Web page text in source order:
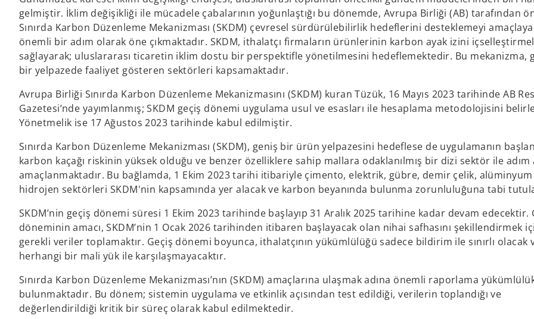
gelmiştir. İklim değişikliği ile mücadele çabalarının yoğunlaştığı bu dönemde, Avrupa Birliği (AB) tarafından
Sınırda Karbon Düzenleme Mekanizması (SKDM) çevresel sürdürülebilirlik hedeflerini desteklemeyi
önemli bir adım olarak öne çıkmaktadır. SKDM, ithalatçı firmaların ürünlerinin karbon ayak izini
sağlayarak; uluslararası ticaretin iklim dostu bir perspektifle yönetilmesini hedeflemektedir. Bu mekanizma,
bir yelpazede faaliyet gösteren sektörleri kapsamaktadır.
Avrupa Birliği Sınırda Karbon Düzenleme Mekanizmasını (SKDM) kuran Tüzük, 16 Mayıs 2023 tarihinde AB
Gazetesi’nde yayımlanmış; SKDM geçiş dönemi uygulama usul ve esasları ile hesaplama metodolojisini
Yönetmelik ise 17 Ağustos 2023 tarihinde kabul edilmiştir.
Sınırda Karbon Düzenleme Mekanizması (SKDM), geniş bir ürün yelpazesini hedeflese de uygulamanın
karbon kaçağı riskinin yüksek olduğu ve benzer özelliklere sahip mallara odaklanılmış bir dizi sektör ile adım
amaçlanmaktadır. Bu bağlamda, 1 Ekim 2023 tarihi itibariyle çimento, elektrik, gübre, demir çelik, alüminyum
hidrojen sektörleri SKDM'nin kapsamında yer alacak ve karbon beyanında bulunma zorunluluğuna tabi
SKDM’nin geçiş dönemi süresi 1 Ekim 2023 tarihinde başlayıp 31 Aralık 2025 tarihine kadar devam edecektir.
döneminin amacı, SKDM’nin 1 Ocak 2026 tarihinden itibaren başlayacak olan nihai safhasını şekillendirmek
gerekli veriler toplamaktır. Geçiş dönemi boyunca, ithalatçının yükümlülüğü sadece bildirim ile sınırlı olacak
herhangi bir mali yük ile karşılaşmayacaktır.
Sınırda Karbon Düzenleme Mekanizması’nın (SKDM) amaçlarına ulaşmak adına önemli raporlama
bulunmaktadır. Bu dönem; sistemin uygulama ve etkinlik açısından test edildiği, verilerin toplandığı ve
değerlendirildiği kritik bir süreç olarak kabul edilmektedir.